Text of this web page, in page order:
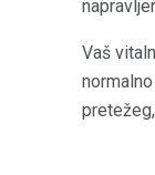
Vaš